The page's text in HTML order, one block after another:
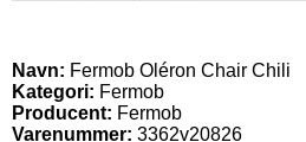
Navn: Fermob Oléron Chair Chili
Kategori: Fermob
Producent: Fermob
Varenummer: 3362v20826